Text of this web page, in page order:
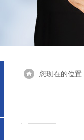
您现在的位置